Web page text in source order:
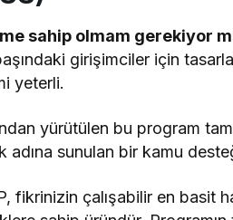
sahip olmam gerekiyor
girişimciler için
yeterli.
yürütülen bu program
sunulan bir kamu
fikrinizin çalışabilir en basit